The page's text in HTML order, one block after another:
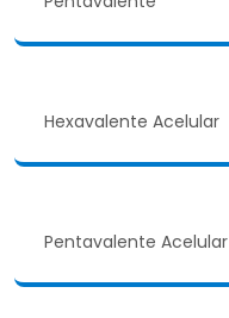
Hexavalente Acelular
Pentavalente Acelular